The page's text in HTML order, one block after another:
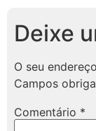
Deixe
O seu
Campos
Comentário *